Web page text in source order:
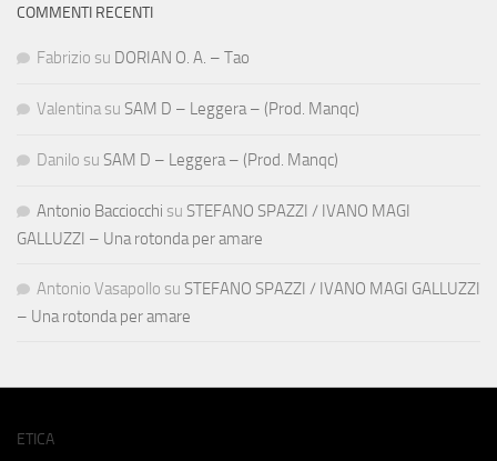
COMMENTI RECENTI
Fabrizio su DORIAN O. A. – Tao
Valentina su SAM D – Leggera – (Prod. Manqc)
Danilo su SAM D – Leggera – (Prod. Manqc)
Antonio Bacciocchi su STEFANO SPAZZI / IVANO MAGI
GALLUZZI – Una rotonda per amare
Antonio Vasapollo su STEFANO SPAZZI / IVANO MAGI GALLUZZI
– Una rotonda per amare
ETICA